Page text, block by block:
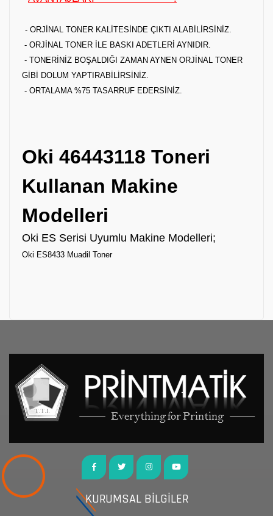
- ORJİNAL TONER KALİTESİNDE ÇIKTI ALABİLİRSİNİZ.
- ORJİNAL TONER İLE BASKI ADETLERİ AYNIDIR.
- TONERİNİZ BOŞALDIĞI ZAMAN AYNEN ORJİNAL TONER
GİBİ DOLUM YAPTIRABİLİRSİNİZ.
- ORTALAMA %75 TASARRUF EDERSİNİZ.
Oki 46443118 Toneri
Kullanan Makine
Modelleri
Oki ES Serisi Uyumlu Makine Modelleri;
Oki ES8433 Muadil Toner
KURUMSAL BİLGİLER